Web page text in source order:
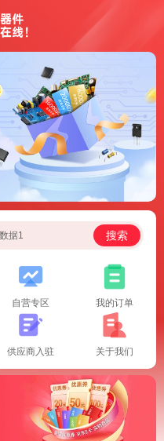
据1 搜索
自营专区 我的订单
供应商入驻 关于我们